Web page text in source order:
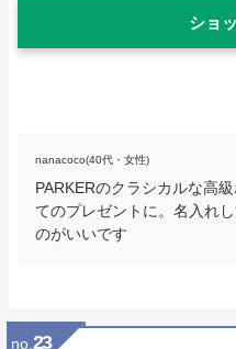
ショ
nanacoco(40代・女性)
PARKERのクラシカルな高
てのプレゼントに。名入れ
のがいいです
no. 23